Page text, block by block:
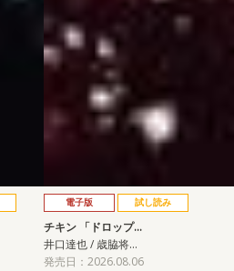
電子版 試し読み
チキン 「ドロップ…
井口達也 / 歳脇将…
発売日：2026.08.06